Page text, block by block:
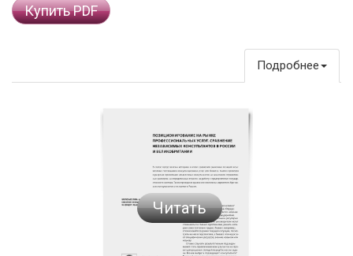
Купить PDF
Подробнее
Читать